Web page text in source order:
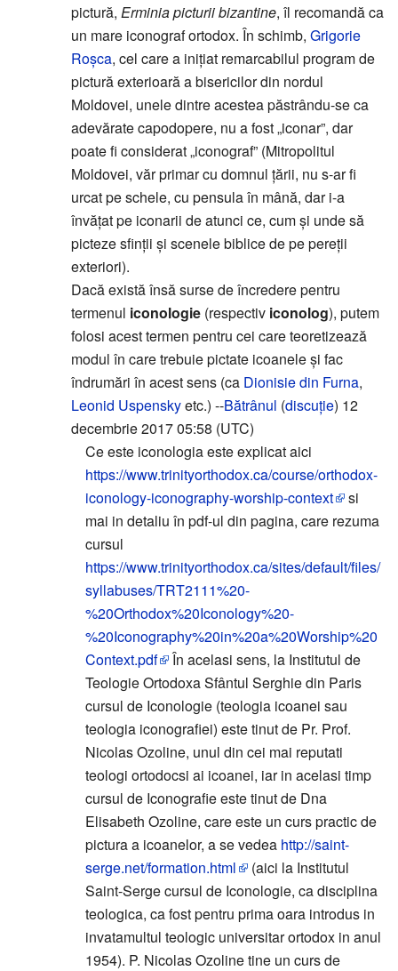
pictură, Erminia picturii bizantine, îl recomandă ca
un mare iconograf ortodox. În schimb, Grigorie
Roșca, cel care a inițiat remarcabilul program de
pictură exterioară a bisericilor din nordul
Moldovei, unele dintre acestea păstrându-se ca
adevărate capodopere, nu a fost „iconar”, dar
poate fi considerat „iconograf” (Mitropolitul
Moldovei, văr primar cu domnul țării, nu s-ar fi
urcat pe schele, cu pensula în mână, dar i-a
învățat pe iconarii de atunci ce, cum și unde să
picteze sfinții și scenele biblice de pe pereții
exteriori).
Dacă există însă surse de încredere pentru
termenul iconologie (respectiv iconolog), putem
folosi acest termen pentru cei care teoretizează
modul în care trebuie pictate icoanele și fac
îndrumări în acest sens (ca Dionisie din Furna,
Leonid Uspenskyetc.) --Bătrânul (discuție) 12
decembrie 2017 05:58 (UTC)
Ce este iconologia este explicat aici
https://www.trinityorthodox.ca/course/orthodox-
iconology-iconography-worship-context
si
mai in detaliu în pdf-ul din pagina, care rezuma
cursul
https://www.trinityorthodox.ca/sites/default/files/
syllabuses/TRT2111%20-
%20Orthodox%20Iconology%20-
%20Iconography%20in%20a%20Worship%20
Context.pdf
În acelasi sens, la Institutul de
Teologie Ortodoxa Sfântul Serghie din Paris
cursul de Iconologie (teologia icoanei sau
teologia iconografiei) este tinut de Pr. Prof.
Nicolas Ozoline, unul din cei mai reputati
teologi ortodocsi ai icoanei, iar in acelasi timp
cursul de Iconografie este tinut de Dna
Elisabeth Ozoline, care este un curs practic de
pictura a icoanelor, a se vedea http://saint-
serge.net/formation.html
(aici la Institutul
Saint-Serge cursul de Iconologie, ca disciplina
teologica, ca fost pentru prima oara introdus in
invatamultul teologic universitar ortodox in anul
1954). P. Nicolas Ozoline tine un curs de